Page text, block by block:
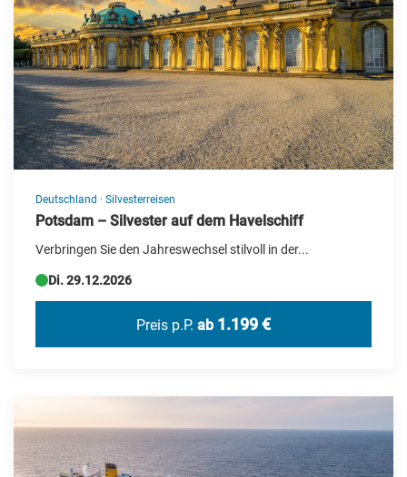
Deutschland · Silvesterreisen
Potsdam – Silvester auf dem Havelschiff
Verbringen Sie den Jahreswechsel stilvoll in der...
Di. 29.12.2026
Preis p.P. ab 1.199 €